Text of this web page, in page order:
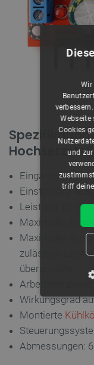
Einstellbare
Leistung: 50 W
Maximaler
Maximaler
zulässige
überschritten
Wirkungsgrad
Montierte
Abmessungen:
Wir
Webseite
Cookies
und
triff